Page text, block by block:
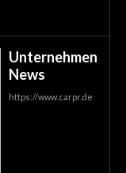
Unternehmen
News
https://www.carpr.de